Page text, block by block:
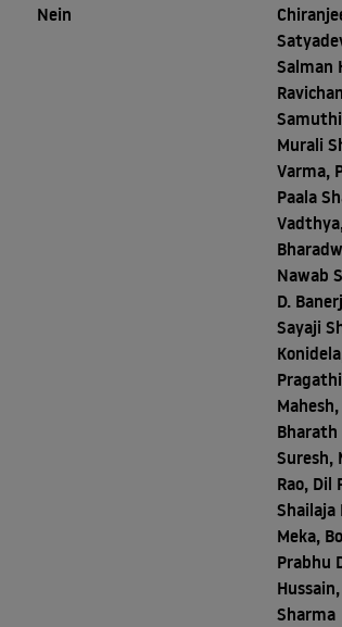
Nein
Salman
Murali
Varma,
Paala
Nawab
D.
Sayaji
Bharath
Suresh,
Rao, Dil
Shailaja
Meka,
Prabhu
Sharma